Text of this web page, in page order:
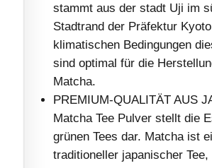
stammt aus der stadt Uji im
Stadtrand der Präfektur
klimatischen Bedingungen
sind optimal für die
Matcha.
PREMIUM-QUALITÄT AUS
Matcha Tee Pulver stellt die
grünen Tees dar. Matcha ist
traditioneller japanischer Tee,